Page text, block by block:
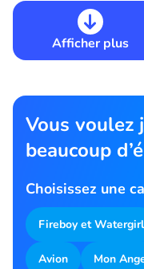
Afficher plus
Vous voulez
beaucoup
Choisissez une
Fireboy et Watergirl
Avion Mon